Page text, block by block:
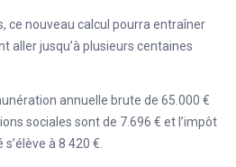
ce nouveau calcul pourra entraîner
aller jusqu’à plusieurs centaines
annuelle brute de 65.000 €
sociales sont de 7.696 € et l’impôt
à 8 420 €.